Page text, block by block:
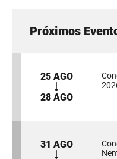
Próximos
25 AGO
28 AGO
31 AGO